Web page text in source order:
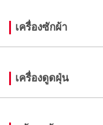
เครื่องซักผ้า
เครื่องดูดฝุ่น